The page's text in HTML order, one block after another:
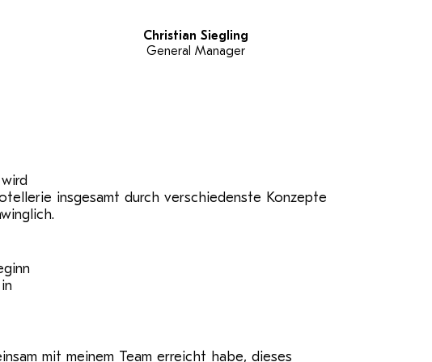
Christian Siegling
General Manager
insgesamt durch verschiedenste Konzepte
mit meinem Team erreicht habe, dieses